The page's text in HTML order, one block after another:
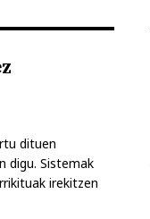
dituen
digu. Sistemak
irekitzen